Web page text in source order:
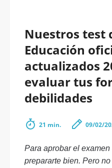
Nuestros test
Educación
actualizados
evaluar tus
debilidades
21 min. 09/02/
Para aprobar el
prepararte bien. Pero